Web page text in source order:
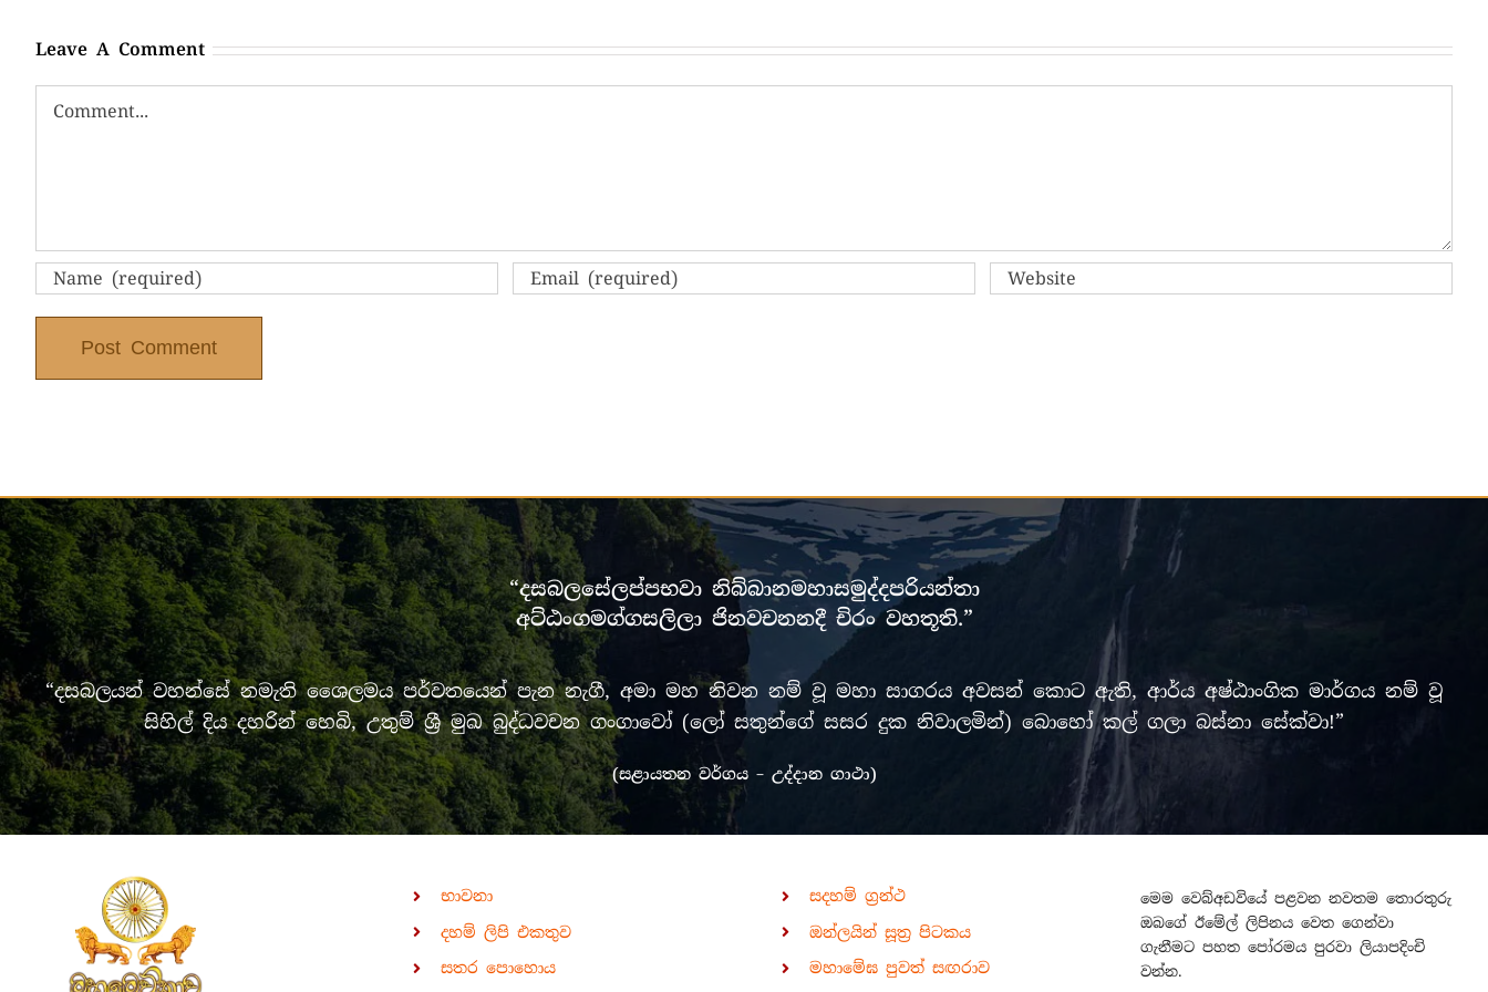
Leave A Comment
Comment
“දසබලසේලප්පභවා නිබ්බානමහාසමුද්දපරියන්තා
අට්ඨංගමග්ගසලිලා ජිනවචනනදී චිරං වහතූති.”
“දසබලයන් වහන්සේ නමැති ශෛලමය පර්වතයෙන් පැන නැගී, අමා මහ නිවන නම් වූ මහා සාගරය අවසන් කොට ඇති, ආර්ය අෂ්ඨාංගික මාර්ගය නම් වූ
සිහිල් දිය දහරින් හෙබි, උතුම් ශ්‍රී මුඛ බුද්ධවචන ගංගාවෝ (ලෝ සතුන්ගේ සසර දුක නිවාලමින්) බොහෝ කල් ගලා බස්නා සේක්වා!”
(සළායතන වර්ගය – උද්දාන ගාථා)
භාවනා
දහම් ලිපි එකතුව
සතර පොහොය
සදහම් ග්‍රන්ථ
ඔන්ලයින් සූත්‍ර පිටකය
මහාමේඝ පුවත් සඟරාව
මෙම වෙබ්අඩවියේ පළවන නවතම තොරතුරු
ඔබගේ ඊමේල් ලිපිනය වෙත ගෙන්වා
ගැනීමට පහත පෝරමය පුරවා ලියාපදිංචි
වන්න.